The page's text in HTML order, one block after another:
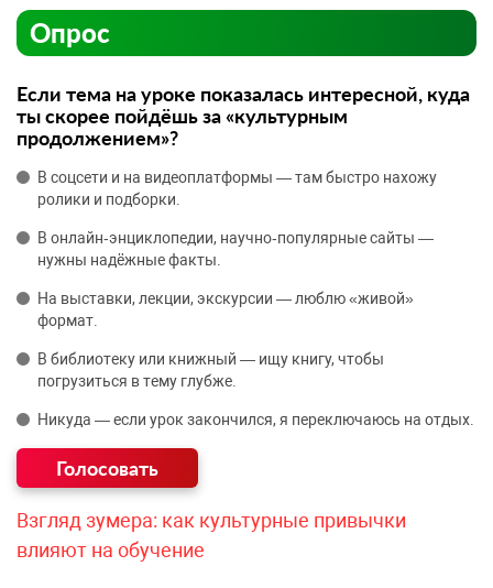
Опрос
Если тема на уроке показалась интересной, куда
ты скорее пойдёшь за «культурным
продолжением»?
В соцсети и на видеоплатформы — там быстро нахожу
ролики и подборки.
В онлайн‑энциклопедии, научно‑популярные сайты —
нужны надёжные факты.
На выставки, лекции, экскурсии — люблю «живой»
формат.
В библиотеку или книжный — ищу книгу, чтобы
погрузиться в тему глубже.
Никуда — если урок закончился, я переключаюсь на отдых.
Взгляд зумера: как культурные привычки
влияют на обучение